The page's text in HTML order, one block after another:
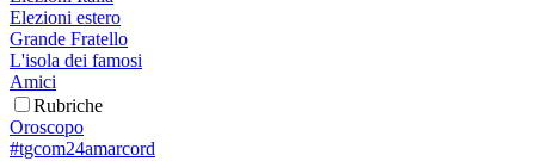
Elezioni estero
Grande Fratello
L'isola dei famosi
Amici
Rubriche
Oroscopo
#tgcom24amarcord